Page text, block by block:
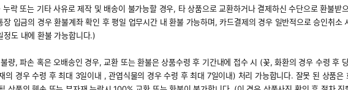
락 또는 기타 사유로 제작 및 배송이 불가능할 경우, 타 상품으로 교환하거나 결제하신 수단으로 환불받
장 입금의 경우 환불계좌 확인 후 평일 업무시간 내 환불 가능하며, 카드결제의 경우 일반적으로 승인취소
정도 내에 환불 가능합니다.)
량, 파손 혹은 오배송인 경우, 교환 또는 환불은 상품수령 후 기간내에 접수 시 (꽃, 화환의 경우 수령 후
의 경우 수령 후 최대 3일이내 , 관엽식물의 경우 수령 후 최대 7일이내) 처리 가능합니다. 잘못 된 상품은